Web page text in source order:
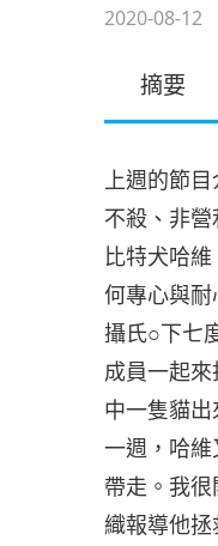
2020-08-12
摘要
上週的節
不殺、非
比特犬哈
何專心與
攝氏○下七
成員一起
中一隻貓
一週，哈
帶走。我
織報導他